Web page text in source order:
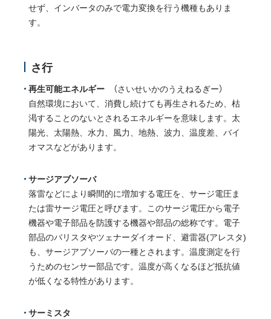
せず、インバータのみで電力変換を行う機種もありま
す。
さ行
再生可能エネルギー （さいせいかのうえねるぎー）
自然環境において、消費し続けても再生されるため、枯
渇することのないとされるエネルギーを意味します。太
陽光、太陽熱、水力、風力、地熱、波力、温度差、バイ
オマスなどがあります。
サージアブソーバ
落雷などにより瞬間的に増加する電圧を、サージ電圧ま
たは雷サージ電圧と呼びます。このサージ電圧から電子
機器や電子部品を防護する機器や部品の総称です。電子
部品のバリスタやツェナーダイオード、避雷器(アレスタ)
も、サージアブソーバの一種とされます。温度測定を行
うためのセンサー部品です。温度が高くなるほど抵抗値
が低くなる特性があります。
サーミスタ